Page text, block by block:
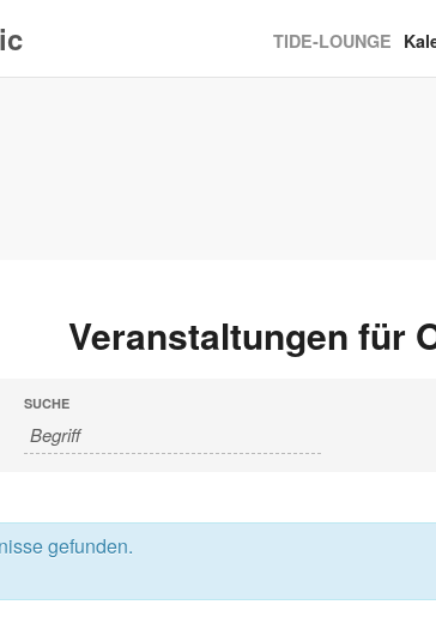
TIDE­‐LOUNGE
Veranstaltungen für
SUCHE
gefunden.